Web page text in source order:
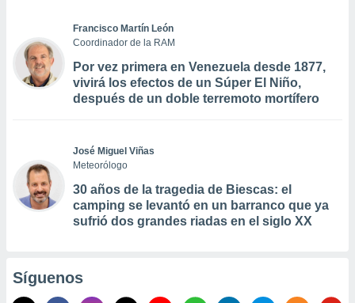
Francisco Martín León
Coordinador de la RAM
Por vez primera en Venezuela desde 1877,
vivirá los efectos de un Súper El Niño,
después de un doble terremoto mortífero
José Miguel Viñas
Meteorólogo
30 años de la tragedia de Biescas: el
camping se levantó en un barranco que ya
sufrió dos grandes riadas en el siglo XX
Síguenos